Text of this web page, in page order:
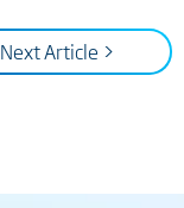
Next Article >